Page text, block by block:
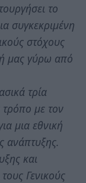
το
συγκεκριμένη
στόχους
μας γύρω από
τρία
με τον
μια εθνική
ανάπτυξης.
και
Γενικούς